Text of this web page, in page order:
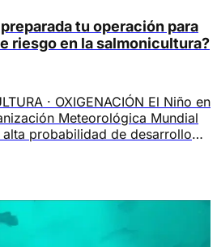
tu operación para
riesgo en la salmonicultura?
· OXIGENACIÓN El Niño en
Meteorológica Mundial
probabilidad de desarrollo
esto no es solamente una
puede elevar la temperatura […]